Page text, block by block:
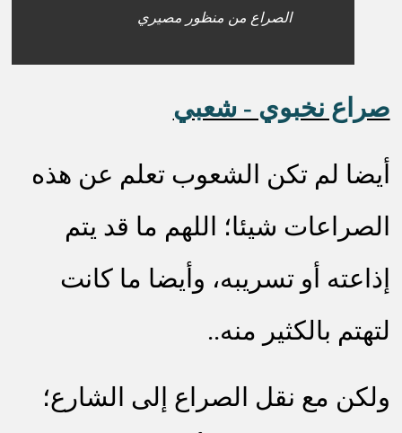
الصراع من منظور مصيري
صراع نخبوي - شعبي
أيضا لم تكن الشعوب تعلم عن هذه
الصراعات شيئا؛ اللهم ما قد يتم
إذاعته أو تسريبه، وأيضا ما كانت
لتهتم بالكثير منه..
ولكن مع نقل الصراع إلى الشارع؛